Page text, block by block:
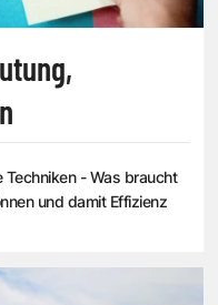
- Was braucht
und damit Effizienz